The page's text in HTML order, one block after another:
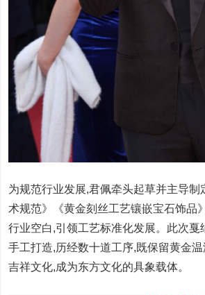
为规范行业发展,君佩牵头起草并主导制
术规范》《黄金刻丝工艺镶嵌宝石饰品
行业空白,引领工艺标准化发展。此次戛
手工打造,历经数十道工序,既保留黄金
吉祥文化,成为东方文化的具象载体。